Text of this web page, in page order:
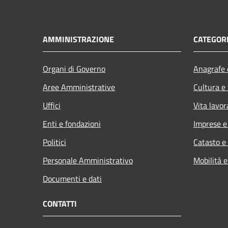
AMMINISTRAZIONE
Organi di Governo
Aree Amministrative
Uffici
Enti e fondazioni
Politici
Personale Amministrativo
Documenti e dati
Cultura
Vita
Imprese
Catasto
Mobilità
CONTATTI